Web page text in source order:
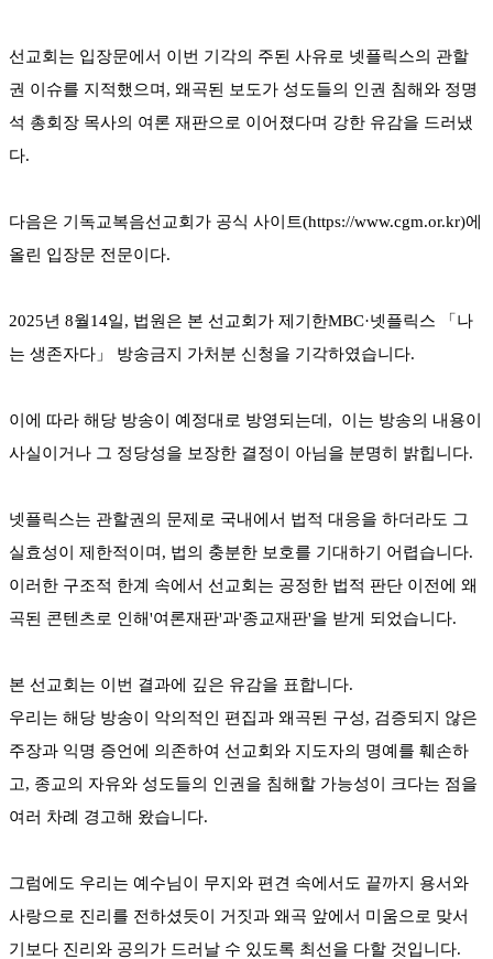
선교회는 입장문에서 이번 기각의 주된 사유로 넷플릭스의 관할
권 이슈를 지적했으며, 왜곡된 보도가 성도들의 인권 침해와 정명
석 총회장 목사의 여론 재판으로 이어졌다며 강한 유감을 드러냈
다.
다음은 기독교복음선교회가 공식 사이트(https://www.cgm.or.kr)에
올린 입장문 전문이다.
2025년 8월14일, 법원은 본 선교회가 제기한MBC·넷플릭스 「나
는 생존자다」 방송금지 가처분 신청을 기각하였습니다.
이에 따라 해당 방송이 예정대로 방영되는데, 이는 방송의 내용이
사실이거나 그 정당성을 보장한 결정이 아님을 분명히 밝힙니다.
넷플릭스는 관할권의 문제로 국내에서 법적 대응을 하더라도 그
실효성이 제한적이며, 법의 충분한 보호를 기대하기 어렵습니다.
이러한 구조적 한계 속에서 선교회는 공정한 법적 판단 이전에 왜
곡된 콘텐츠로 인해'여론재판'과'종교재판'을 받게 되었습니다.
본 선교회는 이번 결과에 깊은 유감을 표합니다.
우리는 해당 방송이 악의적인 편집과 왜곡된 구성, 검증되지 않은
주장과 익명 증언에 의존하여 선교회와 지도자의 명예를 훼손하
고, 종교의 자유와 성도들의 인권을 침해할 가능성이 크다는 점을
여러 차례 경고해 왔습니다.
그럼에도 우리는 예수님이 무지와 편견 속에서도 끝까지 용서와
사랑으로 진리를 전하셨듯이 거짓과 왜곡 앞에서 미움으로 맞서
기보다 진리와 공의가 드러날 수 있도록 최선을 다할 것입니다.